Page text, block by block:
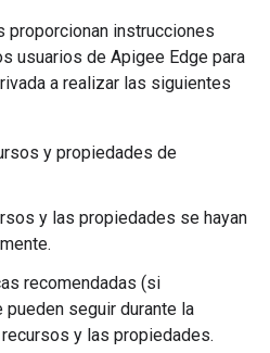
proporcionan instrucciones
usuarios de Apigee Edge para
a realizar las siguientes
y propiedades de
y las propiedades se hayan
recomendadas (si
seguir durante la
y las propiedades.